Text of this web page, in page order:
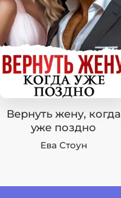
Вернуть жену, когда
уже поздно
Ева Стоун